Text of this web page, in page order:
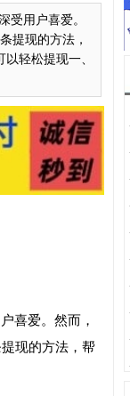
受用户喜爱。
提现的方法，
轻松提现一、
喜爱。然而，
现的方法，帮